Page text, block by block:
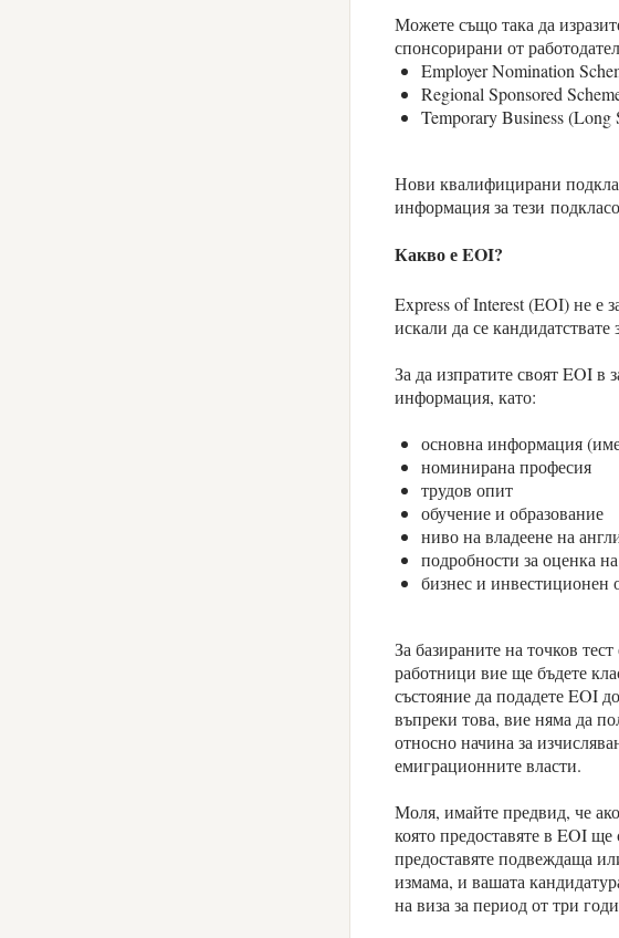
Можете също така да
спонсорирани от
Employer Nomination
Regional Sponsored
Temporary Business (Long
Нови квалифицирани
информация за тези
Какво е EOI?
Express of Interest (EOI) не е
искали да се
За да изпратите своят EOI в
информация, като:
основна информация
номинирана професия
трудов опит
обучение и образование
ниво на владеене на
подробности за оценка
бизнес и инвестиционен
За базираните на точков
работници вие ще бъдете
състояние да подадете EOI
въпреки това, вие няма да
относно начина за
емиграционните власти.
Моля, имайте предвид, че
която предоставяте в EOI
предоставяте подвеждаща
измама, и вашата
на виза за период от три